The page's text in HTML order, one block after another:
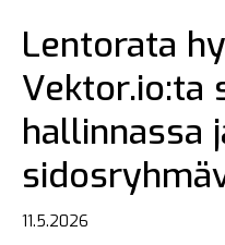
Lentorata
Vektor.io:ta
hallinnassa
11.5.2026